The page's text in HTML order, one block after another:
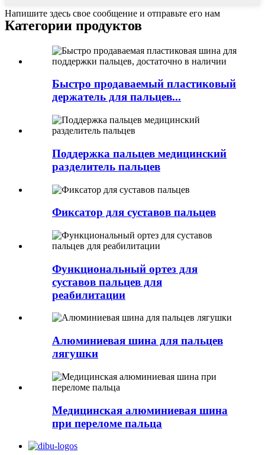
Напишите здесь свое сообщение и отправьте его нам
Категории продуктов
Быстро продаваемый пластиковый
держатель для пальцев...
Поддержка пальцев медицинский
разделитель пальцев
Фиксатор для суставов пальцев
Функциональный ортез для
суставов пальцев для
реабилитации
Алюминиевая шина для пальцев
лягушки
Медицинская алюминиевая шина
при переломе пальца